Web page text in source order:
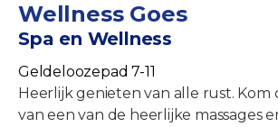
Wellness Goes
Spa en Wellness
Geldeloozepad 7-11
Heerlijk genieten van alle rust. Kom
van een van de heerlijke massages